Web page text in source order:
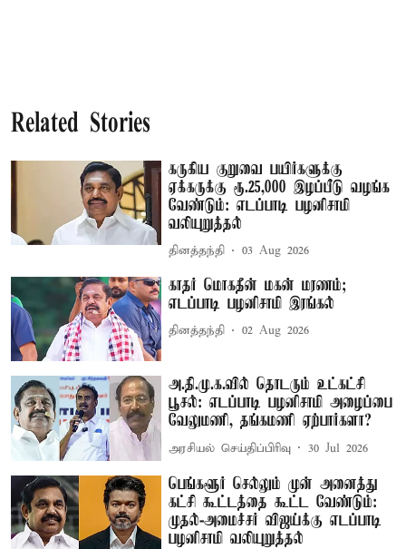
Related Stories
கருகிய குறுவை பயிர்களுக்கு
ஏக்கருக்கு ரூ.25,000 இழப்பீடு வழங்க
வேண்டும்: எடப்பாடி பழனிசாமி
வலியுறுத்தல்
தினத்தந்தி 03 Aug 2026
காதர் மொகதீன் மகன் மரணம்;
எடப்பாடி பழனிசாமி இரங்கல்
தினத்தந்தி 02 Aug 2026
அ.தி.மு.க.வில் தொடரும் உட்கட்சி
பூசல்: எடப்பாடி பழனிசாமி அழைப்பை
வேலுமணி, தங்கமணி ஏற்பார்களா?
அரசியல் செய்திப்பிரிவு 30 Jul 2026
பெங்களூர் செல்லும் முன் அனைத்து
கட்சி கூட்டத்தை கூட்ட வேண்டும்:
முதல்-அமைச்சர் விஜய்க்கு எடப்பாடி
பழனிசாமி வலியுறுத்தல்